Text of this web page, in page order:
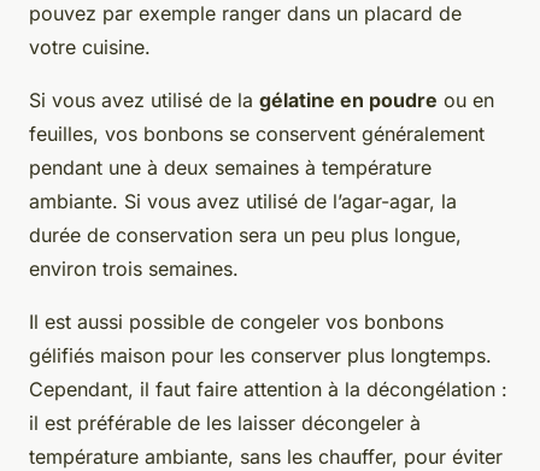
pouvez par exemple ranger dans un placard de
votre cuisine.
Si vous avez utilisé de la gélatine en poudre ou en
feuilles, vos bonbons se conservent généralement
pendant une à deux semaines à température
ambiante. Si vous avez utilisé de l’agar-agar, la
durée de conservation sera un peu plus longue,
environ trois semaines.
Il est aussi possible de congeler vos bonbons
gélifiés maison pour les conserver plus longtemps.
Cependant, il faut faire attention à la décongélation :
il est préférable de les laisser décongeler à
température ambiante, sans les chauffer, pour éviter